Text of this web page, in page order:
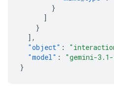
}
]
}
],
"object" :
"model" : "gemini-
}